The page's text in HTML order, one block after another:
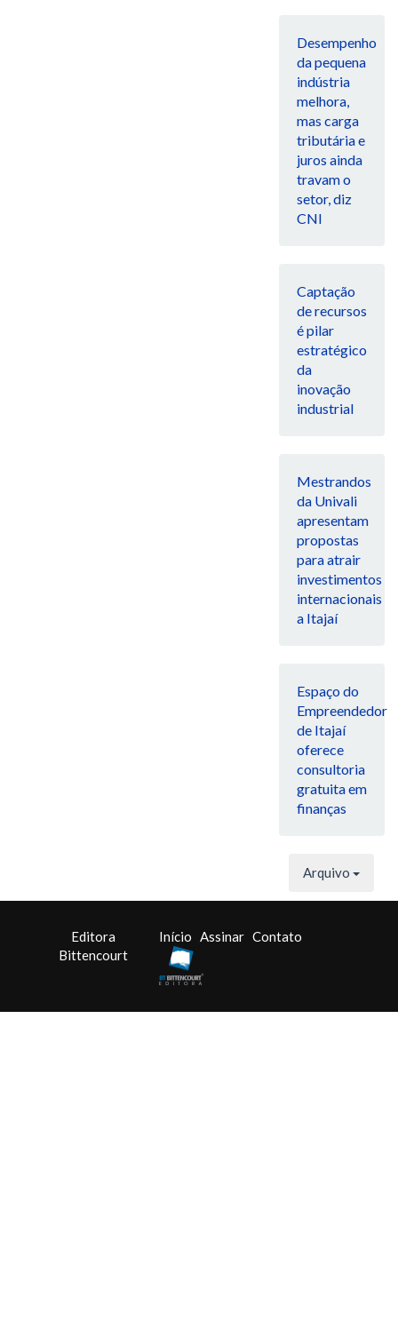
Desempenho
da pequena
indústria
melhora,
mas carga
tributária e
juros ainda
travam o
setor, diz
CNI
Captação
de recursos
é pilar
estratégico
da
inovação
industrial
Mestrandos
da Univali
apresentam
propostas
para atrair
investimentos
internacionais
a Itajaí
Espaço do
Empreendedor
de Itajaí
oferece
consultoria
gratuita em
finanças
Arquivo
Editora
Bittencourt
Início Assinar Contato